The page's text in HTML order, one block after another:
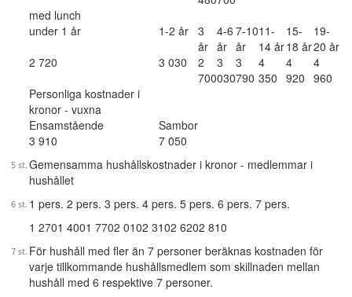
med lunch
under 1 år
1-2 år 3
år
4-6
år
7-10
år
11-
14 år
15-
18 år
19-
20 år
2 720
3 030
2
700
3
030
3
790
4
350
4
920
4
960
Personliga kostnader i
kronor - vuxna
Ensamstående
Sambor
3 910
7 050
Gemensamma hushållskostnader i kronor - medlemmar i
hushållet
1 pers. 2 pers. 3 pers. 4 pers. 5 pers. 6 pers. 7 pers.
1 2701 4001 7702 0102 3102 6202 810
För hushåll med fler än 7 personer beräknas kostnaden för
varje tillkommande hushållsmedlem som skillnaden mellan
hushåll med 6 respektive 7 personer.